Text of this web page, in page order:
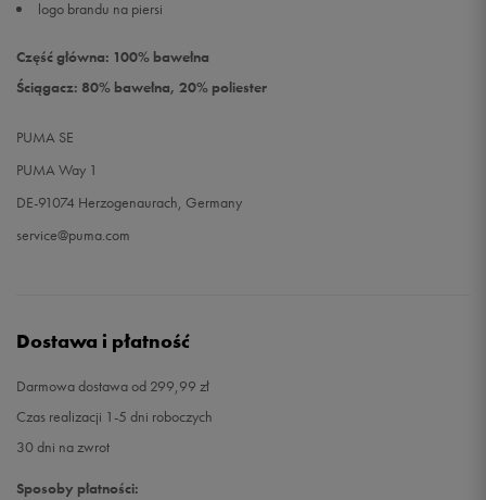
logo brandu na piersi
Część główna: 100% bawełna
Ściągacz: 80% bawełna, 20% poliester
PUMA SE
PUMA Way 1
DE-91074 Herzogenaurach, Germany
service@puma.com
Dostawa i płatność
Darmowa dostawa od 299,99 zł
Czas realizacji 1-5 dni roboczych
30 dni na zwrot
Sposoby płatności: